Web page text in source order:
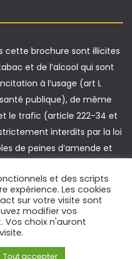
cette brochure sont illicites
et de l’alcool qui sont
à l’usage (art L
publique), de même
le trafic (article 222-34 et
interdits par la loi
de peines d’amende et
passible de sanctions
code de la route).
par Votre Webmaster.fr
et des scripts
expérience. Les cookies
sur votre visite sont
modifier vos
choix n'auront
Tout accepter